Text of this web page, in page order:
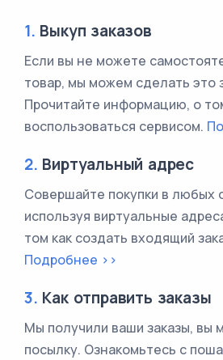
1. Выкуп заказов
Если вы не можете
товар, мы можем сделать это
Прочитайте информацию, о
воспользоваться сервисом.
2. Виртуальный адрес
Совершайте покупки в любых
используя виртуальные
том как создать входящий
Подробнее >>
3. Как отправить заказы
Мы получили ваши заказы, вы
посылку. Ознакомьтесь с